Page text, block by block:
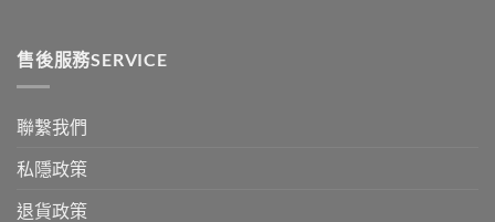
售後服務SERVICE
聯繫我們
私隱政策
退貨政策